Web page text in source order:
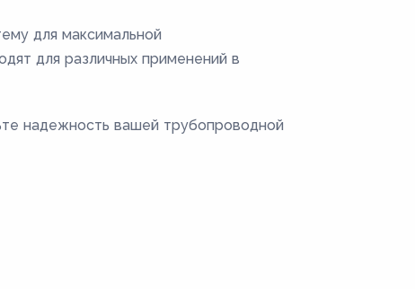
для максимальной
для различных применений в
надежность вашей трубопроводной